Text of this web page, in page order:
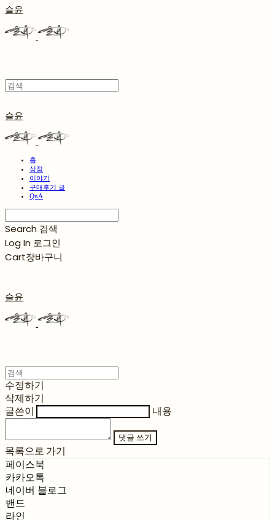
슬윤
슬윤
홈
상점
이야기
구매후기 글
QnA
Search 검색
Log In 로그인
Cart장바구니
슬윤
수정하기
삭제하기
글쓴이
내용
댓글 쓰기
목록으로 가기
페이스북
카카오톡
네이버 블로그
밴드
라인